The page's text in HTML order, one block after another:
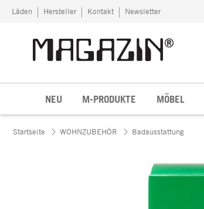
Zum Inhalt springen
Läden Hersteller Kontakt Newsletter
NEU M-PRODUKTE MÖBEL
Startseite WOHNZUBEHÖR Badausstattung